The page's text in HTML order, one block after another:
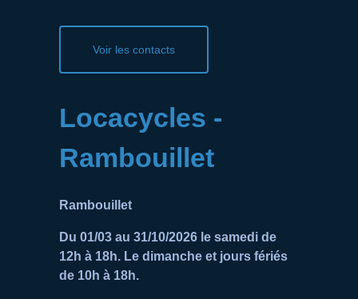
Voir les contacts
Locacycles -
Rambouillet
Rambouillet
Du 01/03 au 31/10/2026 le samedi de
12h à 18h. Le dimanche et jours fériés
de 10h à 18h.